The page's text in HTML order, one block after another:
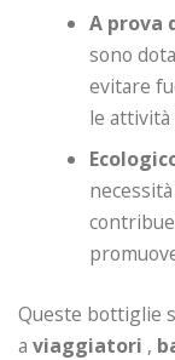
A prova
sono
evitare
le attività
Queste bottiglie
a viaggiatori ,